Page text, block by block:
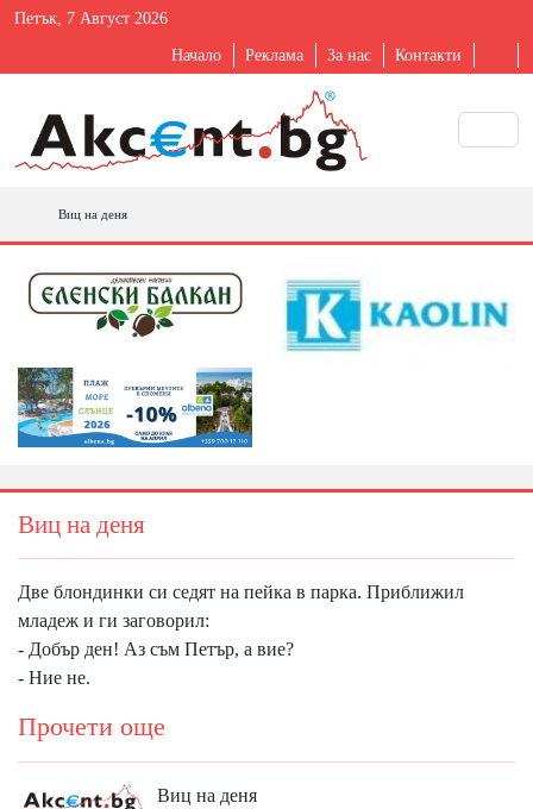
Петък, 7 Август 2026
Начало Реклама За нас Контакти
Виц на деня
Виц на деня
Две блондинки си седят на пейка в парка. Приближил
младеж и ги заговорил:
- Добър ден! Aз съм Петър, а вие?
- Ние не.
Прочети още
Виц на деня